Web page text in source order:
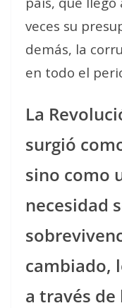
veces su
demás, la
en todo el
La
surgió
sino como
necesidad
cambiado,
a través de